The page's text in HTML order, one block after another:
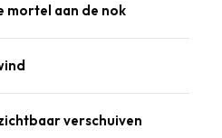
mortel aan de nok
verschuiven